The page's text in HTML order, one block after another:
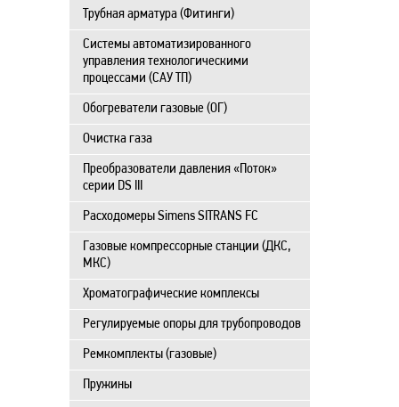
Трубная арматура (Фитинги)
Системы автоматизированного
управления технологическими
процессами (САУ ТП)
Обогреватели газовые (ОГ)
Очистка газа
Преобразователи давления «Поток»
серии DS III
Расходомеры Simens SITRANS FC
Газовые компрессорные станции (ДКС,
МКС)
Хроматографические комплексы
Регулируемые опоры для трубопроводов
Ремкомплекты (газовые)
Пружины